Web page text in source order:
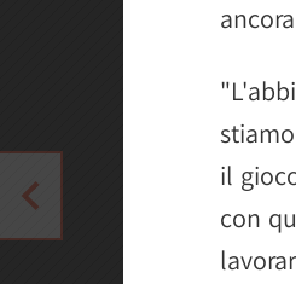
il
con